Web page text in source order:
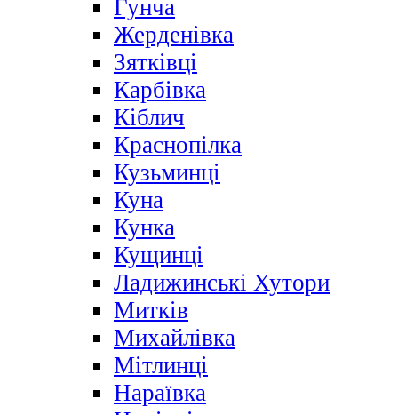
Гунча
Жерденівка
Зятківці
Карбівка
Кіблич
Краснопілка
Кузьминці
Куна
Кунка
Кущинці
Ладижинські Хутори
Митків
Михайлівка
Мітлинці
Нараївка